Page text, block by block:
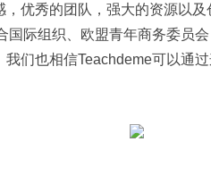
优秀的团队，强大的资源以
国际组织、欧盟青年商务委员
们也相信Teachdeme可以通